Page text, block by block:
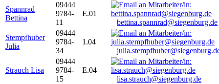
Spannrad
Bettina
09444
9784-
11
E.01
bettina.spannrad@siegenburg.de
Stempfhuber
Julia
09444
9784-
34
1.04
Strauch Lisa
09444
9784-
15
E.04
lisa.strauch@siegenburg.de